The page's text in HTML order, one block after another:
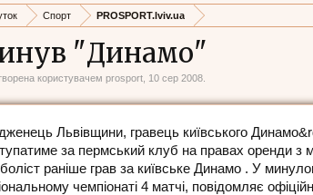
Спорт PROSPORT.lviv.ua
"Динамо"
користувачем prosport 10 сер 2008
Львівщини, гравець київського
за пермський клуб на правах оренди з
раніше грав за київське Динамо . У
чемпіонаті 4 матчі, повідомляє